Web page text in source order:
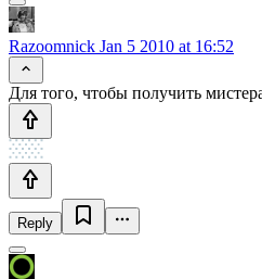
Razoomnick Jan 5 2010 at 16:52
Для того, чтобы получить
Reply